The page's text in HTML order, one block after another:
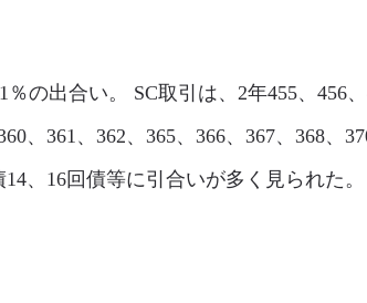
の出合い。 SC取引は、2年455、456
、361、362、365、366、367、368、
、16回債等に引合いが多く見られた。